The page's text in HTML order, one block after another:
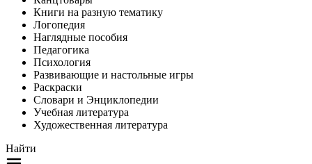
Книги на разную тематику
Логопедия
Наглядные пособия
Педагогика
Психология
Развивающие и настольные игры
Раскраски
Словари и Энциклопедии
Учебная литература
Художественная литература
Найти